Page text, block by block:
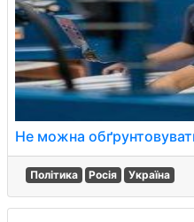
Не можна
Політика Росія Україна